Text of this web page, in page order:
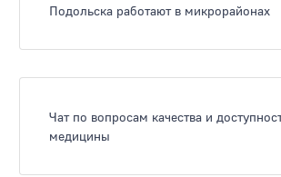
Подольска работают в микрорайонах
Чат по вопросам качества и
медицины